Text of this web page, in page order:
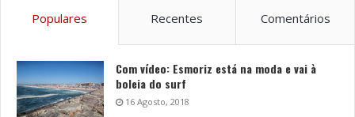
Populares Recentes Comentários
Com vídeo: Esmoriz está na moda e vai à
boleia do surf
16 Agosto, 2018